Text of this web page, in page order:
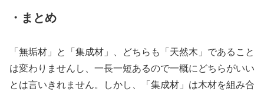
・まとめ
「無垢材」と「集成材」、どちらも「天然木」であること
は変わりませんし、一長一短あるので一概にどちらがいい
とは言いきれません。しかし、「集成材」は木材を組み合